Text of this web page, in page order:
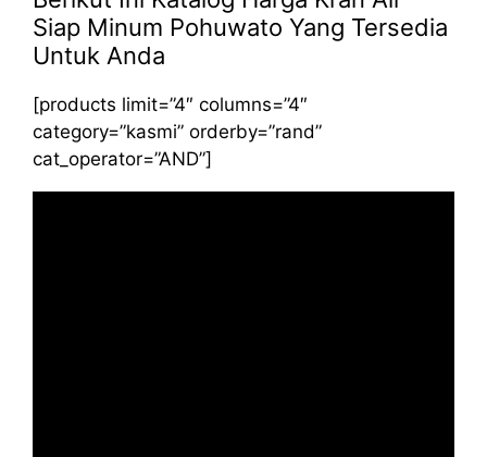
Siap Minum Pohuwato Yang Tersedia
Untuk Anda
[products limit=”4″ columns=”4″
category=”kasmi” orderby=”rand”
cat_operator=”AND”]